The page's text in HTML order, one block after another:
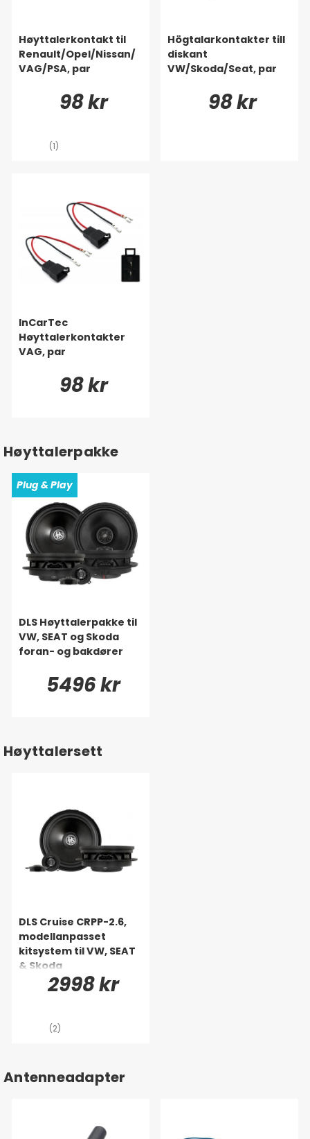
Høyttalerkontakt til
Renault/Opel/Nissan/
VAG/PSA, par
98 kr
(1)
Högtalarkontakter till
diskant
VW/Skoda/Seat, par
98 kr
InCarTec
Høyttalerkontakter
VAG, par
98 kr
Høyttalerpakke
Plug & Play
DLS Høyttalerpakke til
VW, SEAT og Skoda
foran- og bakdører
5496 kr
Høyttalersett
DLS Cruise CRPP-2.6,
modellanpasset
kitsystem til VW, SEAT
& Skoda
2998 kr
(2)
Antenneadapter